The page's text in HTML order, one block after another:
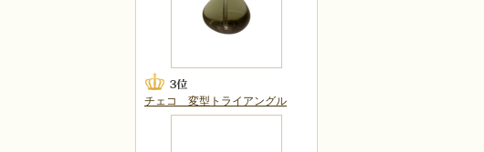
チェコ 変型トライアングル